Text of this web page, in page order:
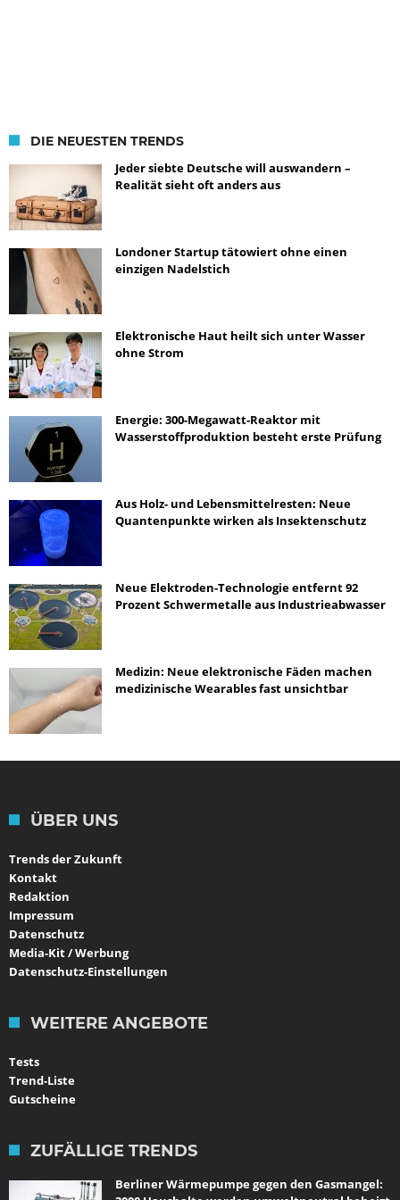
DIE NEUESTEN TRENDS
Jeder siebte Deutsche will auswandern –
Realität sieht oft anders aus
Londoner Startup tätowiert ohne einen
einzigen Nadelstich
Elektronische Haut heilt sich unter Wasser
ohne Strom
Energie: 300-Megawatt-Reaktor mit
Wasserstoffproduktion besteht erste Prüfung
Aus Holz- und Lebensmittelresten: Neue
Quantenpunkte wirken als Insektenschutz
Neue Elektroden-Technologie entfernt 92
Prozent Schwermetalle aus Industrieabwasser
Medizin: Neue elektronische Fäden machen
medizinische Wearables fast unsichtbar
ÜBER UNS
Trends der Zukunft
Kontakt
Redaktion
Impressum
Datenschutz
Media-Kit / Werbung
Datenschutz-Einstellungen
WEITERE ANGEBOTE
Tests
Trend-Liste
Gutscheine
ZUFÄLLIGE TRENDS
Berliner Wärmepumpe gegen den Gasmangel: